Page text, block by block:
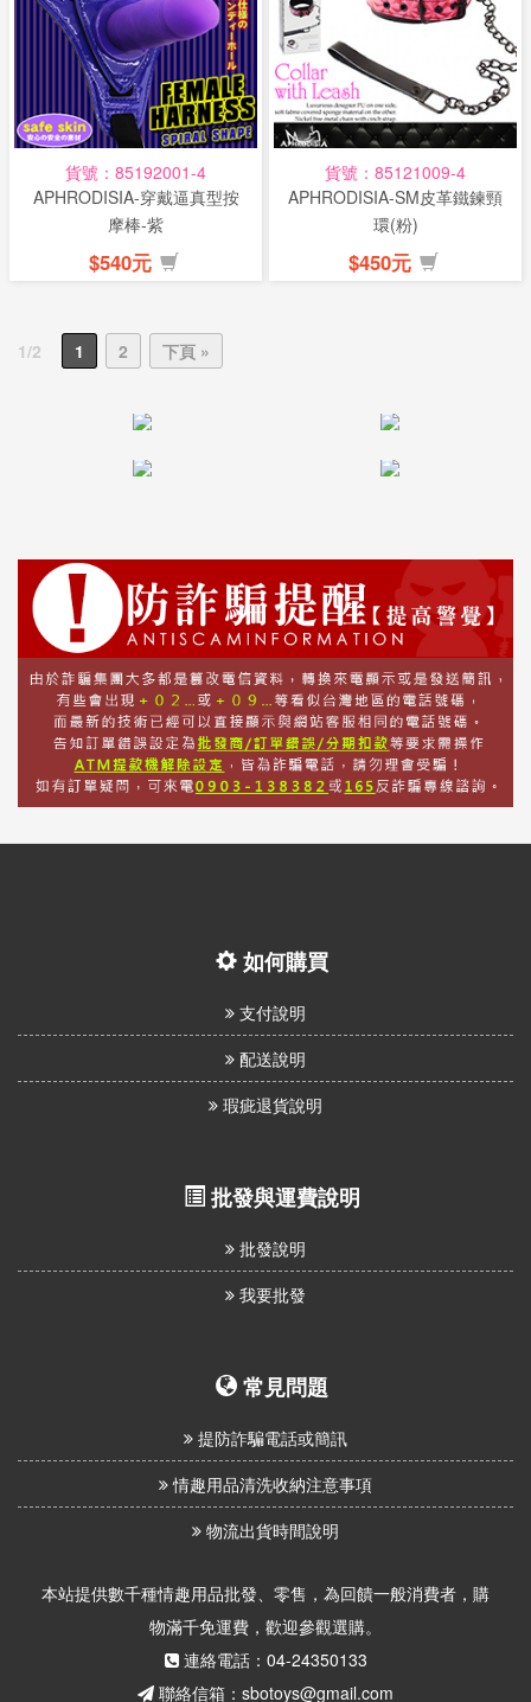
貨號：85192001-4
APHRODISIA-穿戴逼真型按
摩棒-紫
$540元
貨號：85121009-4
APHRODISIA-SM皮革鐵鍊頸
環(粉)
$450元
1/2 1 2 下頁 »
如何購買
支付說明
配送說明
瑕疵退貨說明
批發與運費說明
批發說明
我要批發
常見問題
提防詐騙電話或簡訊
情趣用品清洗收納注意事項
物流出貨時間說明
本站提供數千種情趣用品批發、零售，為回饋一般消費者，購
物滿千免運費，歡迎參觀選購。
連絡電話：04-24350133
聯絡信箱：sbotoys@gmail.com